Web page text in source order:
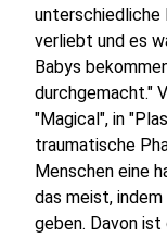
unterschiedliche
verliebt und es
Babys
durchgemacht."
"Magical", in
traumatische
Menschen eine
das meist,
geben. Davon ist